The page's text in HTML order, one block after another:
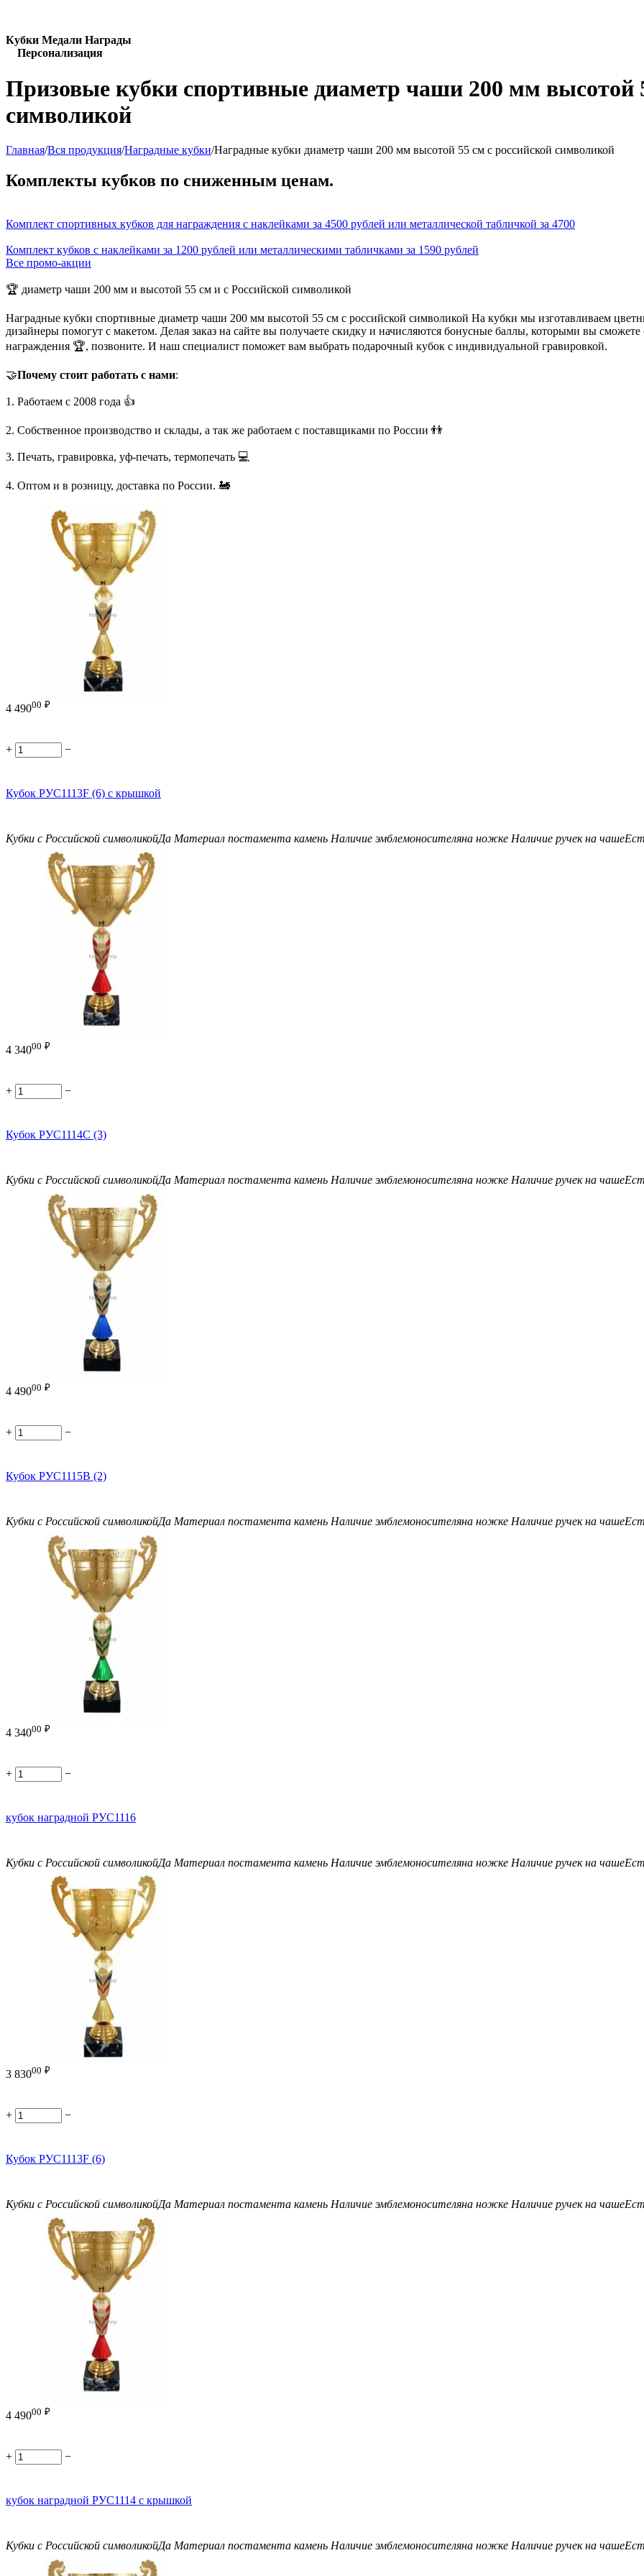
Кубки Медали Награды
Персонализация
Призовые кубки спортивные диаметр чаши 200 мм высотой
символикой
Главная/Вся продукция/Наградные кубки/Наградные кубки диаметр чаши 200 мм высотой 55 см с российской символикой
Комплекты кубков по сниженным ценам.
Комплект спортивных кубков для награждения с наклейками за 4500 рублей или металлической табличкой за 4700
Комплект кубков с наклейками за 1200 рублей или металлическими табличками за 1590 рублей
Все промо-акции
🏆 диаметр чаши 200 мм и высотой 55 см и с Российской символикой
Наградные кубки спортивные диаметр чаши 200 мм высотой 55 см с российской символикой На кубки мы изготавливаем
дизайнеры помогут с макетом. Делая заказ на сайте вы получаете скидку и начисляются бонусные баллы, которыми вы
награждения 🏆, позвоните. И наш специалист поможет вам выбрать подарочный кубок с индивидуальной гравировкой.
🤝Почему стоит работать с нами:
1. Работаем с 2008 года 👍
2. Собственное производство и склады, а так же работаем с поставщиками по России 👬
3. Печать, гравировка, уф-печать, термопечать 💻
4. Оптом и в розницу, доставка по России. 🚂
4 49000 ₽
+ −
Кубок РУС1113F (6) с крышкой
Кубки с Российской символикойДа Материал постамента камень Наличие эмблемоносителяна ножке Наличие ручек на чаше
4 34000 ₽
+ −
Кубок РУС1114C (3)
Кубки с Российской символикойДа Материал постамента камень Наличие эмблемоносителяна ножке Наличие ручек на чаше
4 49000 ₽
+ −
Кубок РУС1115B (2)
Кубки с Российской символикойДа Материал постамента камень Наличие эмблемоносителяна ножке Наличие ручек на чаше
4 34000 ₽
+ −
кубок наградной РУС1116
Кубки с Российской символикойДа Материал постамента камень Наличие эмблемоносителяна ножке Наличие ручек на чаше
3 83000 ₽
+ −
Кубок РУС1113F (6)
Кубки с Российской символикойДа Материал постамента камень Наличие эмблемоносителяна ножке Наличие ручек на чаше
4 49000 ₽
+ −
кубок наградной РУС1114 с крышкой
Кубки с Российской символикойДа Материал постамента камень Наличие эмблемоносителяна ножке Наличие ручек на чаше